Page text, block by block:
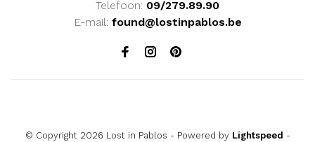
Telefoon: 09/279.89.90
E-mail: found@lostinpablos.be
© Copyright 2026 Lost in Pablos - Powered by Lightspeed -